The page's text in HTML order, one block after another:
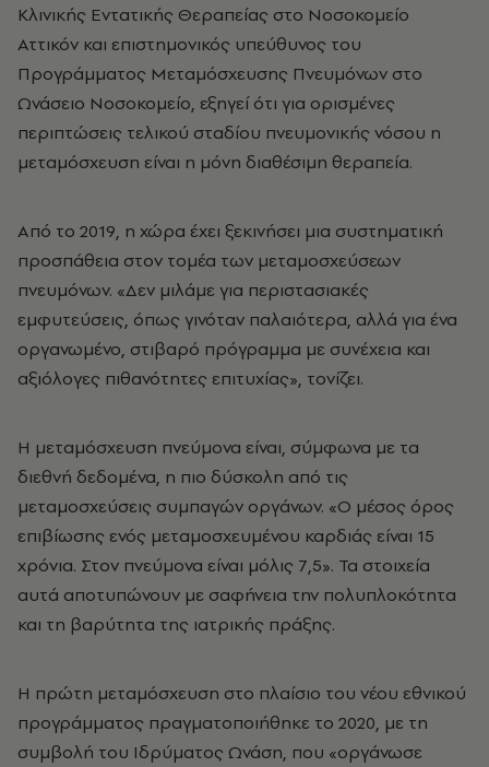
Κλινικής Εντατικής Θεραπείας στο Νοσοκομείο
Αττικόν και επιστημονικός υπεύθυνος του
Προγράμματος Μεταμόσχευσης Πνευμόνων στο
Ωνάσειο Νοσοκομείο, εξηγεί ότι για ορισμένες
περιπτώσεις τελικού σταδίου πνευμονικής νόσου η
μεταμόσχευση είναι η μόνη διαθέσιμη θεραπεία.
Από το 2019, η χώρα έχει ξεκινήσει μια συστηματική
προσπάθεια στον τομέα των μεταμοσχεύσεων
πνευμόνων. «Δεν μιλάμε για περιστασιακές
εμφυτεύσεις, όπως γινόταν παλαιότερα, αλλά για ένα
οργανωμένο, στιβαρό πρόγραμμα με συνέχεια και
αξιόλογες πιθανότητες επιτυχίας», τονίζει.
Η μεταμόσχευση πνεύμονα είναι, σύμφωνα με τα
διεθνή δεδομένα, η πιο δύσκολη από τις
μεταμοσχεύσεις συμπαγών οργάνων. «Ο μέσος όρος
επιβίωσης ενός μεταμοσχευμένου καρδιάς είναι 15
χρόνια. Στον πνεύμονα είναι μόλις 7,5». Τα στοιχεία
αυτά αποτυπώνουν με σαφήνεια την πολυπλοκότητα
και τη βαρύτητα της ιατρικής πράξης.
Η πρώτη μεταμόσχευση στο πλαίσιο του νέου εθνικού
προγράμματος πραγματοποιήθηκε το 2020, με τη
συμβολή του Ιδρύματος Ωνάση, που «οργάνωσε